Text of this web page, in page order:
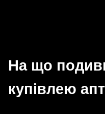
На що
купівлею